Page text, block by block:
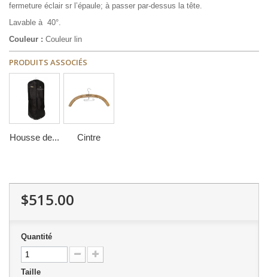
fermeture éclair sr l’épaule; à passer par-dessus la tête.
Lavable à 40°.
Couleur : Couleur lin
PRODUITS ASSOCIÉS
Housse de... Cintre
$515.00
Quantité
Taille